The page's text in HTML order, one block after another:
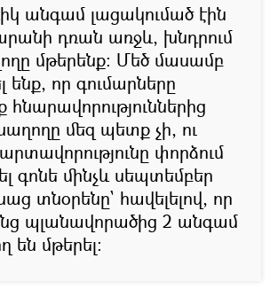
անգամ լացակումած էին
դռան առջև, խնդրում
մթերենք։ Մեծ մասամբ
ենք, որ գումարները
հնարավորություններից
մեզ պետք չի, ու
փորձում
գոնե մինչև սեպտեմբեր
տնօրենը` հավելելով, որ
պլանավորածից 2 անգամ
են մթերել։